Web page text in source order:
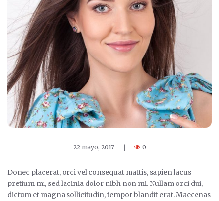
22 mayo, 2017 0
Donec placerat, orci vel consequat mattis, sapien lacus
pretium mi, sed lacinia dolor nibh non mi. Nullam orci dui,
dictum et magna sollicitudin, tempor blandit erat. Maecenas